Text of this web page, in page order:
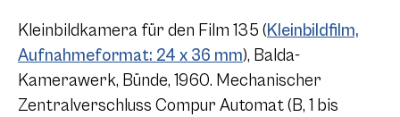
Kleinbildkamera für den Film 135 (Kleinbildfilm,
Aufnahmeformat: 24 x 36 mm), Balda-
Kamerawerk, Bünde, 1960. Mechanischer
Zentralverschluss Compur Automat (B, 1 bis